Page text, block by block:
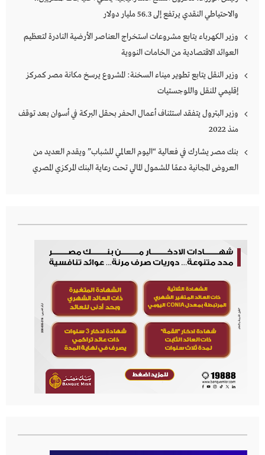
والاحتياطي النقدي يرتفع إلى 56.3 مليار دولار
وزير الكهرباء يتابع مشروعات استخراج العناصر الأرضية النادرة لتعظيم
العوائد الاقتصادية من الخامات النووية
وزير النقل يتابع تطوير ميناء السخنة: المشروع يرسخ مكانة مصر كمركز
إقليمي للنقل واللوجستيات
وزير البترول يتفقد استئناف أعمال الحفر بحقل البركة في أسوان بعد توقف
منذ 2022
بنك مصر يشارك في فعالية “اليوم العالمي للشباب” ويقدم العديد من
العروض المجانية دعمًا للشمول المالي تحت رعاية البنك المركزي المصري